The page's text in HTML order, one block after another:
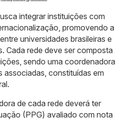
integrar instituições com
promovendo a
universidades brasileiras e
Cada rede deve ser composta
sendo uma coordenadora
associadas, constituídas em
de cada rede deverá ter
(PPG) avaliado com nota